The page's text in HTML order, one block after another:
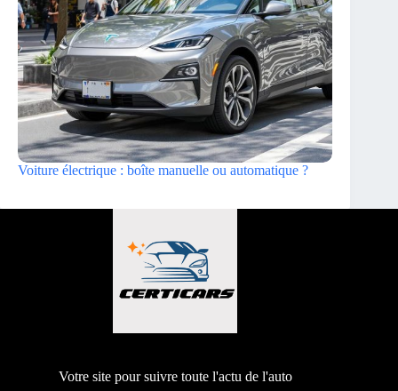
Voiture électrique : boîte manuelle ou automatique ?
Votre site pour suivre toute l'actu de l'auto